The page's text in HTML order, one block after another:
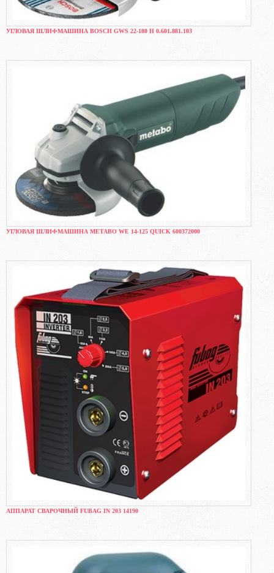
УГЛОВАЯ ШЛИФМАШИНА BOSCH GWS 22-180 H 0.601.881.103
УГЛОВАЯ ШЛИФМАШИНА METABO WE 14-125 QUICK 600372000
АППАРАТ СВАРОЧНЫЙ FUBAG IN 203 14190